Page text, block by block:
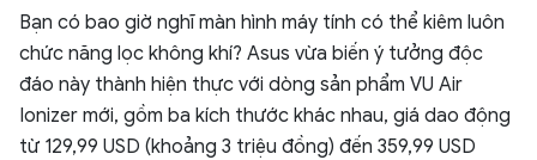
Bạn có bao giờ nghĩ màn hình máy tính có thể kiêm luôn
chức năng lọc không khí? Asus vừa biến ý tưởng độc
đáo này thành hiện thực với dòng sản phẩm VU Air
Ionizer mới, gồm ba kích thước khác nhau, giá dao động
từ 129,99 USD (khoảng 3 triệu đồng) đến 359,99 USD